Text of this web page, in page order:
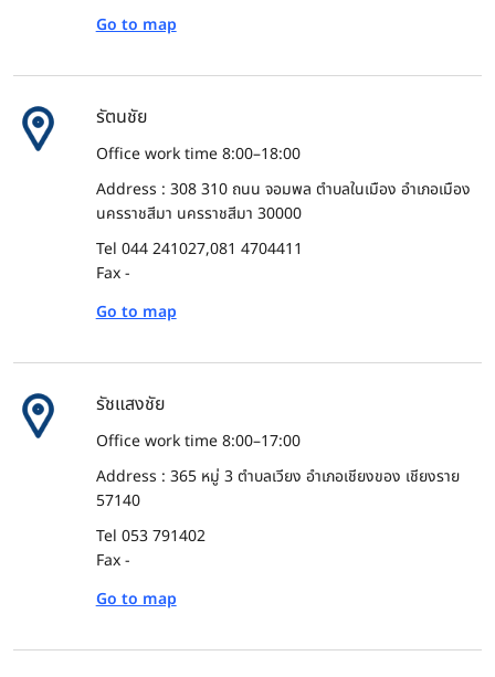
Go to map
รัตนชัย
Office work time 8:00–18:00
Address : 308 310 ถนน จอมพล ตำบลในเมือง อำเภอเมือง
นครราชสีมา นครราชสีมา 30000
Tel 044 241027,081 4704411
Fax -
Go to map
รัชแสงชัย
Office work time 8:00–17:00
Address : 365 หมู่ 3 ตำบลเวียง อำเภอเชียงของ เชียงราย
57140
Tel 053 791402
Fax -
Go to map